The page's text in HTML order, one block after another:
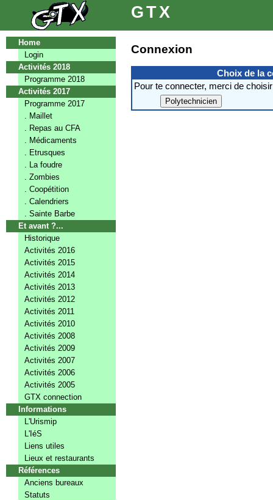
GTX
Home
Login
Activités 2018
Programme 2018
Activités 2017
Programme 2017
. Maillet
. Repas au CFA
. Médicaments
. Etrusques
. La foudre
. Zombies
. Coopétition
. Calendriers
. Sainte Barbe
Et avant ?...
Historique
Activités 2016
Activités 2015
Activités 2014
Activités 2013
Activités 2012
Activités 2011
Activités 2010
Activités 2008
Activités 2009
Activités 2007
Activités 2006
Activités 2005
GTX connection
Informations
L'Urismip
L'IéS
Liens utiles
Lieux et restaurants
Références
Anciens bureaux
Statuts
Connexion
Choix de la
Pour te connecter, merci de